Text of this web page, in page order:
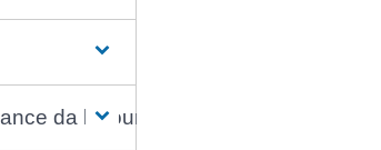
da la lourdeur du handicap ?